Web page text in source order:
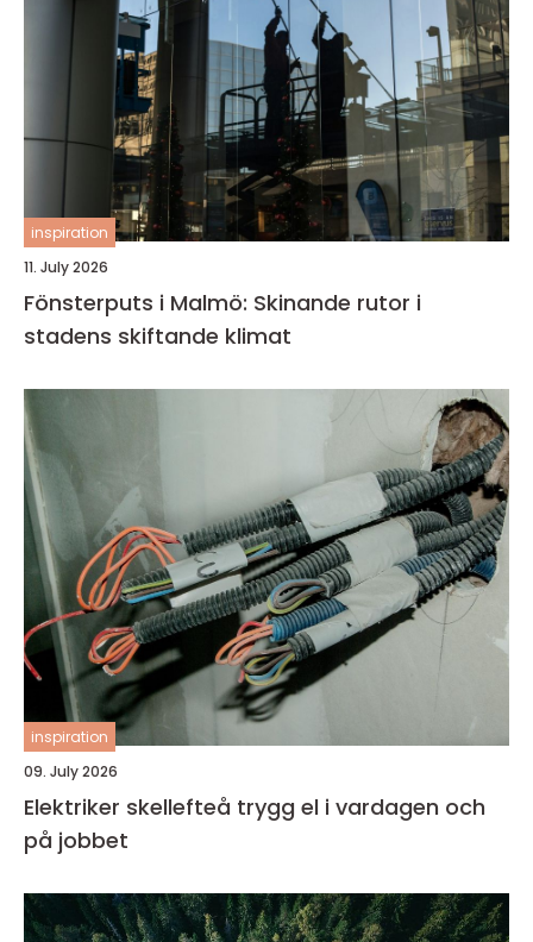
inspiration
11. July 2026
Fönsterputs i Malmö: Skinande rutor i
stadens skiftande klimat
inspiration
09. July 2026
Elektriker skellefteå trygg el i vardagen och
på jobbet